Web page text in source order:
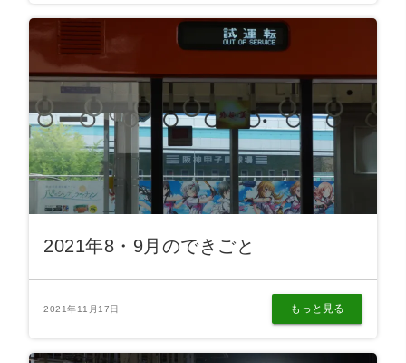
2021年8・9月のできごと
2021年11月17日 もっと見る